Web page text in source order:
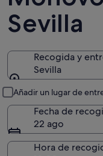
Sevilla
Recogida y
Sevilla
Añadir un lugar de
Fecha de
22 ago
Hora de